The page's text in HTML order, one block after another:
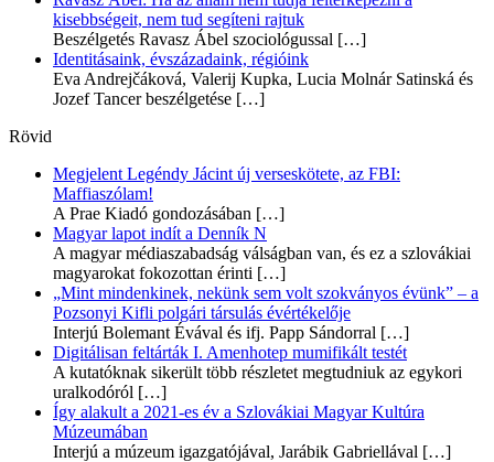
kisebbségeit, nem tud segíteni rajtuk
Beszélgetés Ravasz Ábel szociológussal […]
Identitásaink, évszázadaink, régióink
Eva Andrejčáková, Valerij Kupka, Lucia Molnár Satinská és
Jozef Tancer beszélgetése […]
Rövid
Megjelent Legéndy Jácint új verseskötete, az FBI:
Maffiaszólam!
A Prae Kiadó gondozásában […]
Magyar lapot indít a Denník N
A magyar médiaszabadság válságban van, és ez a szlovákiai
magyarokat fokozottan érinti […]
„Mint mindenkinek, nekünk sem volt szokványos évünk” – a
Pozsonyi Kifli polgári társulás évértékelője
Interjú Bolemant Évával és ifj. Papp Sándorral […]
Digitálisan feltárták I. Amenhotep mumifikált testét
A kutatóknak sikerült több részletet megtudniuk az egykori
uralkodóról […]
Így alakult a 2021-es év a Szlovákiai Magyar Kultúra
Múzeumában
Interjú a múzeum igazgatójával, Jarábik Gabriellával […]